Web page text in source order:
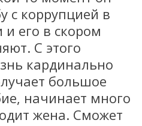
с коррупцией в
его в скором
С этого
кардинально
большое
начинает много
жена. Сможет